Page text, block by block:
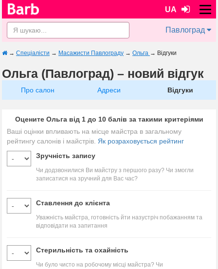
UA
Павлоград
→ Спеціалісти → Масажисти Павлограду → Ольга → Відгуки
Ольга (Павлоград) – новий відгук
Про салон Адреси Відгуки
Оцените Ольга від 1 до 10 балів за такими критеріями
Ваші оцінки впливають на місце майстра в загальному
рейтингу салонів і майстрів. Як розраховується рейтинг
Зручність запису
Чи додзвонилися Ви майстру з першого разу? Чи змогли
записатися на зручний для Вас час?
Ставлення до клієнта
Уважність майстра, готовність йти назустріч побажанням та
відповідати на запитання
Стерильність та охайність
Чи було чисто на робочому місці майстра? Чи